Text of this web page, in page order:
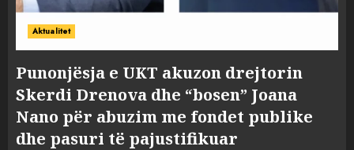
Aktualitet
Punonjësja e UKT akuzon drejtorin
Skerdi Drenova dhe “bosen” Joana
Nano për abuzim me fondet publike
dhe pasuri të pajustifikuar